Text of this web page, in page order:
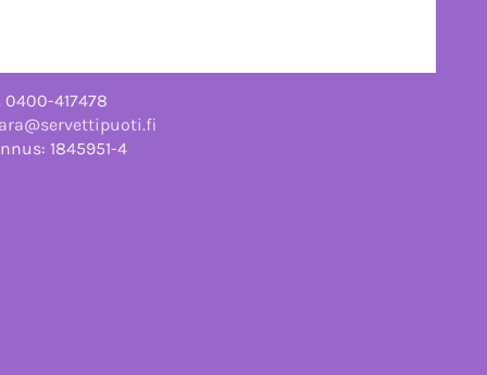
0400-417478
1845951-4